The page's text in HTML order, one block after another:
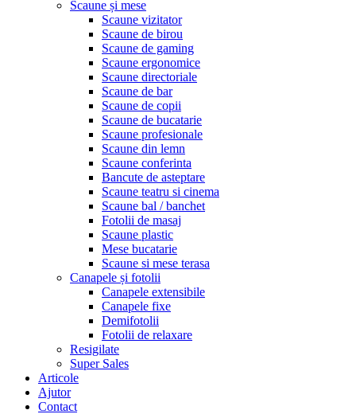
Scaune și mese
Scaune vizitator
Scaune de birou
Scaune de gaming
Scaune ergonomice
Scaune directoriale
Scaune de bar
Scaune de copii
Scaune de bucatarie
Scaune profesionale
Scaune din lemn
Scaune conferinta
Bancute de asteptare
Scaune teatru si cinema
Scaune bal / banchet
Fotolii de masaj
Scaune plastic
Mese bucatarie
Scaune si mese terasa
Canapele și fotolii
Canapele extensibile
Canapele fixe
Demifotolii
Fotolii de relaxare
Resigilate
Super Sales
Articole
Ajutor
Contact